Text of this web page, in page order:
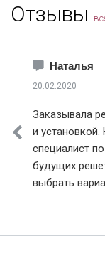
Котельники
Лобня
Истринский
Клинский район
Красногорский
Ленинский район
Люберецкий
Ногинский район
Отзывы
Наталья
20.02.2020
Заказывала
и
специалист
будущих
выбрать
подвели,
рисунок